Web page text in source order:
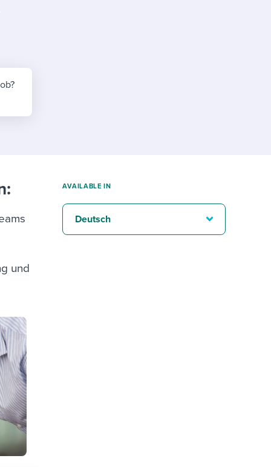
und
AVAILABLE IN
Deutsch